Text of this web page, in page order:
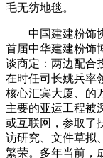
毛无纺地毯。
中国建建粉饰协
首届中华建建粉饰
谈商定：两边配合
在时任司长姚兵率
核心汇宾大厦、的
主要的亚运工程被
或互联网，参取了
访研究、文件草拟
繁荣。多年当前，